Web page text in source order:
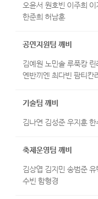
오윤서 원호빈 이주희
한준희 허남훈
공연지원팀 깨비
김예원 노민솔 루푹캉
옌반끼엔 최다빈 팜티칸
기술팀 깨비
김나연 김성준 우지훈 한
축제운영팀 깨비
김상엽 김지민 송범준
수빈 함형경